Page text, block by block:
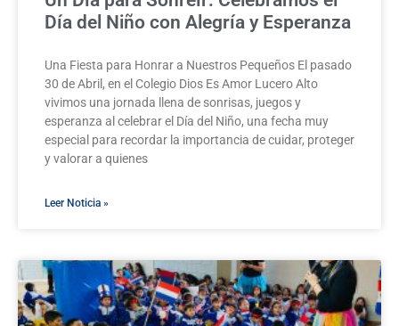
Día del Niño con Alegría y Esperanza
Una Fiesta para Honrar a Nuestros Pequeños El pasado
30 de Abril, en el Colegio Dios Es Amor Lucero Alto
vivimos una jornada llena de sonrisas, juegos y
esperanza al celebrar el Día del Niño, una fecha muy
especial para recordar la importancia de cuidar, proteger
y valorar a quienes
Leer Noticia »